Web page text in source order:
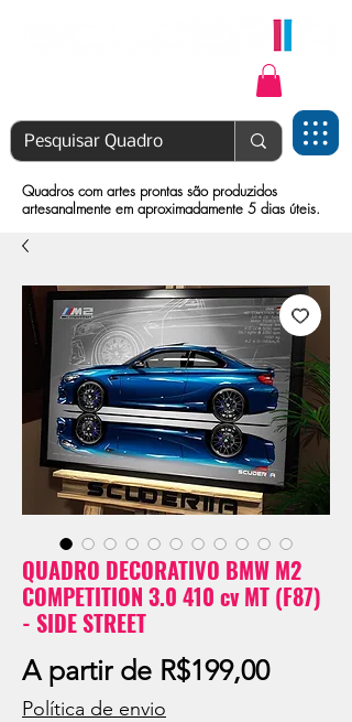
Quadros com artes prontas são produzidos
artesanalmente em aproximadamente 5 dias úteis.
QUADRO DECORATIVO BMW M2
COMPETITION 3.0 410 cv MT (F87)
- SIDE STREET
A partir de R$199,00Preço
Política de envio